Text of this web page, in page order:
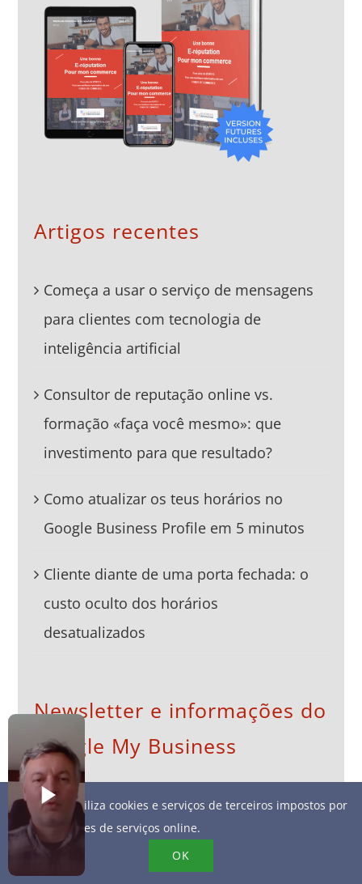
Artigos recentes
Começa a usar o serviço de mensagens
para clientes com tecnologia de
inteligência artificial
Consultor de reputação online vs.
formação «faça você mesmo»: que
investimento para que resultado?
Como atualizar os teus horários no
Google Business Profile em 5 minutos
Cliente diante de uma porta fechada: o
custo oculto dos horários
desatualizados
Newsletter e informações do
Google My Business
Inscrivez-vous à notre newsletter pour suivre nos
actualités.
Este site utiliza cookies e serviços de terceiros impostos por
fornecedores de serviços online.
OK